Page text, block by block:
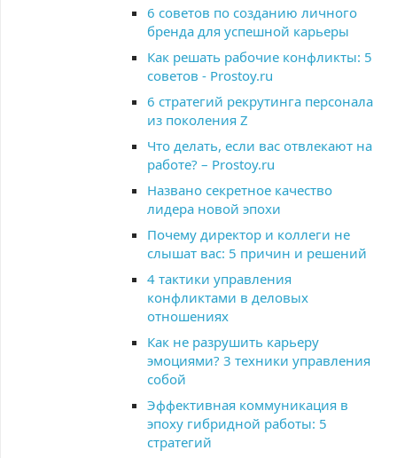
6 советов по созданию личного
бренда для успешной карьеры
Как решать рабочие конфликты: 5
советов - Prostoy.ru
6 стратегий рекрутинга персонала
из поколения Z
Что делать, если вас отвлекают на
работе? – Prostoy.ru
Названо секретное качество
лидера новой эпохи
Почему директор и коллеги не
слышат вас: 5 причин и решений
4 тактики управления
конфликтами в деловых
отношениях
Как не разрушить карьеру
эмоциями? 3 техники управления
собой
Эффективная коммуникация в
эпоху гибридной работы: 5
стратегий